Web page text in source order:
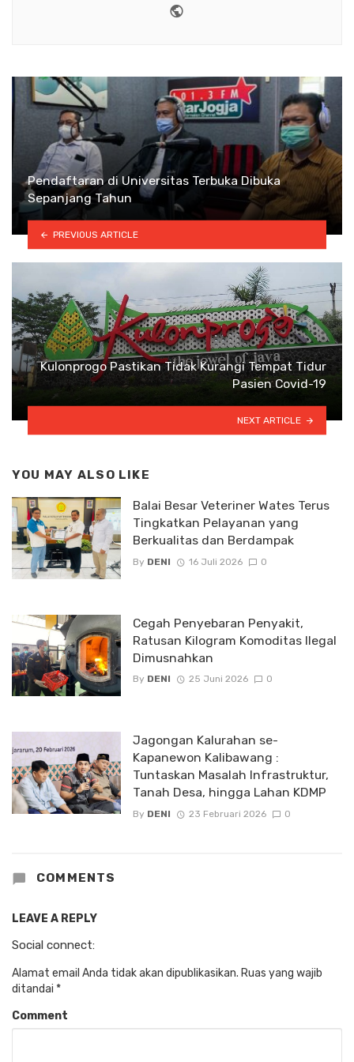
Pendaftaran di Universitas Terbuka Dibuka
Sepanjang Tahun
PREVIOUS ARTICLE
Kulonprogo Pastikan Tidak Kurangi Tempat Tidur
Pasien Covid-19
NEXT ARTICLE
YOU MAY ALSO LIKE
Balai Besar Veteriner Wates Terus
Tingkatkan Pelayanan yang
Berkualitas dan Berdampak
By DENI 16 Juli 2026 0
Cegah Penyebaran Penyakit,
Ratusan Kilogram Komoditas Ilegal
Dimusnahkan
By DENI 25 Juni 2026 0
Jagongan Kalurahan se-
Kapanewon Kalibawang :
Tuntaskan Masalah Infrastruktur,
Tanah Desa, hingga Lahan KDMP
By DENI 23 Februari 2026 0
COMMENTS
LEAVE A REPLY
Social connect:
Alamat email Anda tidak akan dipublikasikan. Ruas yang wajib
ditandai *
Comment